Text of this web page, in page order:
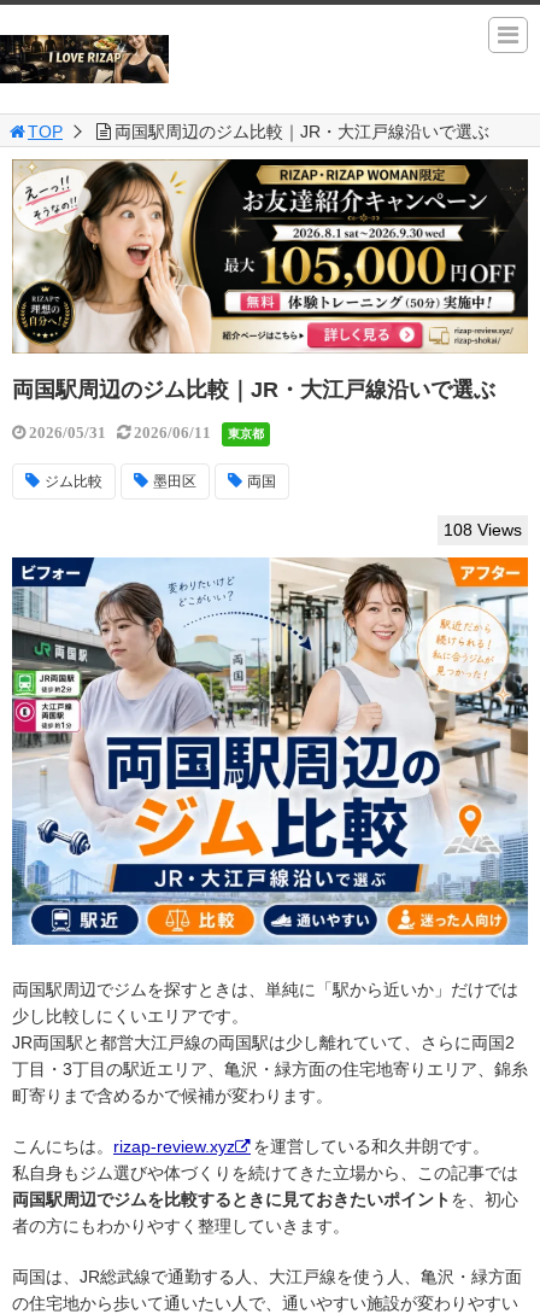
TOP 両国駅周辺のジム比較｜JR・大江戸線沿いで選ぶ
両国駅周辺のジム比較｜JR・大江戸線沿いで選ぶ
2026/05/31 2026/06/11 東京都
ジム比較 墨田区 両国
108 Views
両国駅周辺でジムを探すときは、単純に「駅から近いか」だけでは
少し比較しにくいエリアです。
JR両国駅と都営大江戸線の両国駅は少し離れていて、さらに両国2
丁目・3丁目の駅近エリア、亀沢・緑方面の住宅地寄りエリア、錦糸
町寄りまで含めるかで候補が変わります。
こんにちは。 rizap-review.xyz
を運営している和久井朗です。
私自身もジム選びや体づくりを続けてきた立場から、この記事では
両国駅周辺でジムを比較するときに見ておきたいポイントを、初心
者の方にもわかりやすく整理していきます。
両国は、JR総武線で通勤する人、大江戸線を使う人、亀沢・緑方面
の住宅地から歩いて通いたい人で、通いやすい施設が変わりやすい